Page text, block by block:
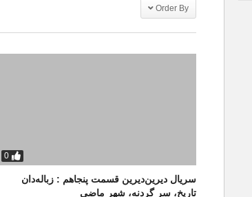
Order By
0
سریال دیرین‌دیرین قسمت پنجاهم : زباله‌دان
تاریخ، سر گردنه، شهر ماضی